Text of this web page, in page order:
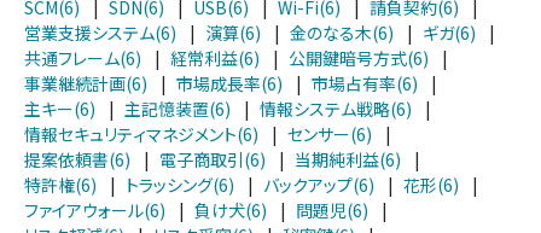
SCM(6)
| SDN(6) | USB(6) | Wi-Fi(6) | 請負契約(6)
|
営業支援システム(6)
| 演算(6) | 金のなる木(6) | ギガ(6)
|
共通フレーム(6)
| 経常利益(6) | 公開鍵暗号方式(6)
|
事業継続計画(6)
| 市場成長率(6) | 市場占有率(6)
|
主キー(6)
| 主記憶装置(6) | 情報システム戦略(6)
|
情報セキュリティマネジメント(6)
| センサー(6)
|
提案依頼書(6)
| 電子商取引(6) | 当期純利益(6)
|
特許権(6)
| トラッシング(6) | バックアップ(6) | 花形(6)
|
ファイアウォール(6)
| 負け犬(6) | 問題児(6)
|